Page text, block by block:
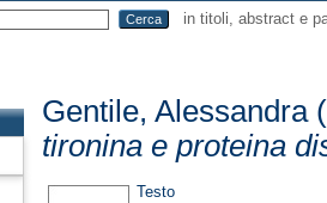
in titoli, abstract e
Gentile, Alessandra
tironina e proteina
Testo